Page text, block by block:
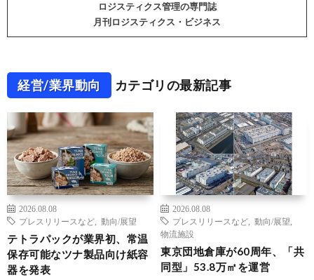
ロジスティクス管理の専門誌
月刊ロジスティクス・ビジネス
経営/業界動向 カテゴリの最新記事
2026.08.08
プレスリリースなど
動向/展望
テトラパックが業界初、常温
保存可能なツナ製品向け紙容
器を発表
2026.08.08
プレスリリースなど
動向/展望
物流施設
東京団地倉庫が60周年、「共
同型」53.8万㎡を運営